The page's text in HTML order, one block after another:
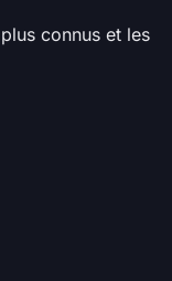
connus et les